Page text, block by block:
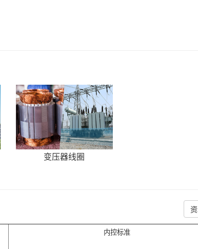
变压器线圈
内控标准